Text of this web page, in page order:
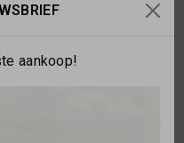
aankoop!